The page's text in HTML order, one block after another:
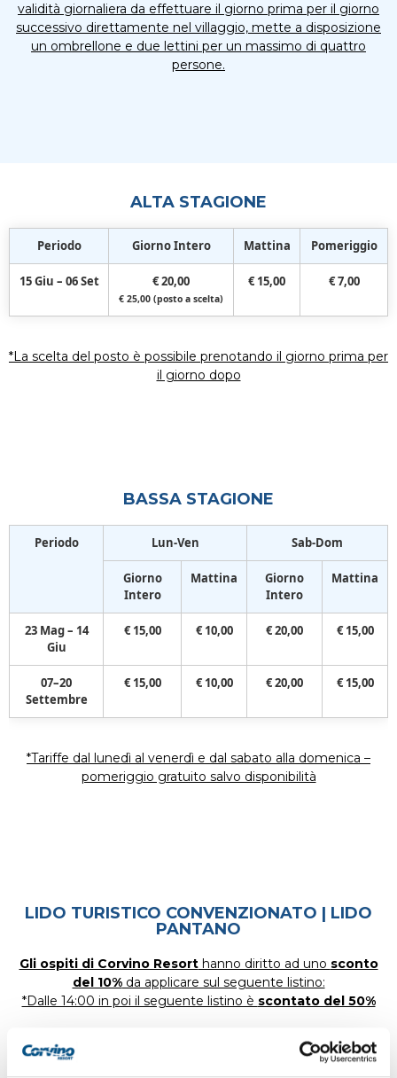
validità giornaliera da effettuare il giorno prima per il giorno
successivo direttamente nel villaggio, mette a disposizione
un ombrellone e due lettini per un massimo di quattro
persone.
ALTA STAGIONE
Periodo Giorno Intero Mattina Pomeriggio
15 Giu – 06 Set € 20,00
€ 25,00 (posto a scelta)
€ 15,00 € 7,00
*La scelta del posto è possibile prenotando il giorno prima per
il giorno dopo
BASSA STAGIONE
Periodo Lun-Ven Sab-Dom
Giorno
Intero
Mattina
Giorno
Intero
Mattina
23 Mag – 14
Giu
€ 15,00 € 10,00 € 20,00 € 15,00
07–20
Settembre
€ 15,00 € 10,00 € 20,00 € 15,00
*Tariffe dal lunedì al venerdì e dal sabato alla domenica –
pomeriggio gratuito salvo disponibilità
LIDO TURISTICO CONVENZIONATO | LIDO
PANTANO
Gli ospiti di Corvino Resorthanno diritto ad uno sconto
del 10%da applicare sul seguente listino:
*Dalle 14:00 in poi il seguente listino è scontato del 50%
*La scelta del posto è possibile prenotando il giorno prima per